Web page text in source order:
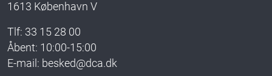
1613 København V
Tlf: 33 15 28 00
Åbent: 10:00-15:00
E-mail: besked@dca.dk